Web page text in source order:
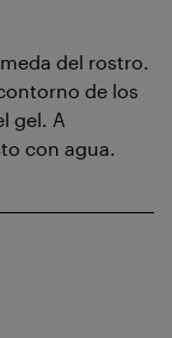
del rostro.
de los
gel. A
con agua.